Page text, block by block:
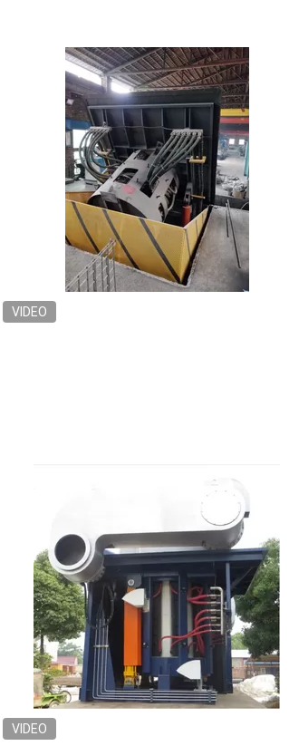
VIDEO
VIDEO